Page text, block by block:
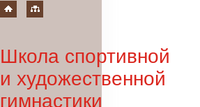
Школа спортивной
и художественной
гимнастики